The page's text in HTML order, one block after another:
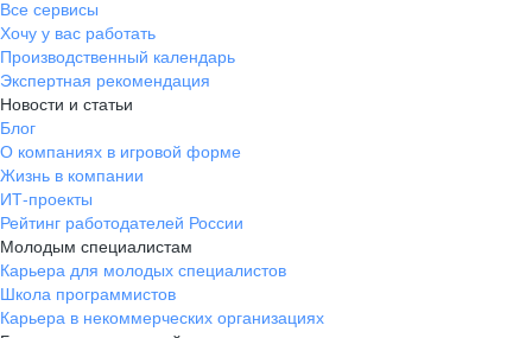
Все сервисы
Хочу у вас работать
Производственный календарь
Экспертная рекомендация
Новости и статьи
Блог
О компаниях в игровой форме
Жизнь в компании
ИТ-проекты
Рейтинг работодателей России
Молодым специалистам
Карьера для молодых специалистов
Школа программистов
Карьера в некоммерческих организациях